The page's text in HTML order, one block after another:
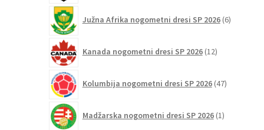
Južna Afrika nogometni dresi SP 2026 6izdelkov
Kanada nogometni dresi SP 2026 12izdelkov
Kolumbija nogometni dresi SP 2026 47izdelkov
Madžarska nogometni dresi SP 2026 1izdelek